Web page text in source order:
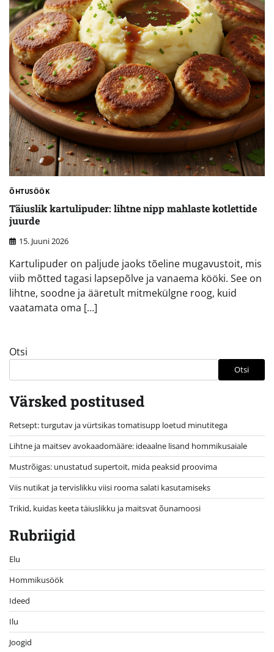
ÕHTUSÖÖK
Täiuslik kartulipuder: lihtne nipp mahlaste kotlettide
juurde
15. Juuni 2026
Kartulipuder on paljude jaoks tõeline mugavustoit, mis
viib mõtted tagasi lapsepõlve ja vanaema kööki. See on
lihtne, soodne ja ääretult mitmekülgne roog, kuid
vaatamata oma […]
Otsi
Otsi
Värsked postitused
Retsept: turgutav ja vürtsikas tomatisupp loetud minutitega
Lihtne ja maitsev avokaadomääre: ideaalne lisand hommikusaiale
Mustrõigas: unustatud supertoit, mida peaksid proovima
Viis nutikat ja tervislikku viisi rooma salati kasutamiseks
Trikid, kuidas keeta täiuslikku ja maitsvat õunamoosi
Rubriigid
Elu
Hommikusöök
Ideed
Ilu
Joogid